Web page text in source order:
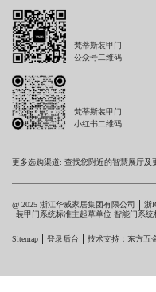
梵蒂斯装甲门
公众号二维码
梵蒂斯装甲门
小红书二维码
更多选购渠道: 查找您附近的智慧展厅及
@ 2025 浙江华威家居集团有限公司
浙
装甲门系统标准主起草单位·智能门系统
Sitemap 登录后台 技术支持：东方五